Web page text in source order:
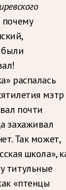
почему
были
распалась
мэтр
почти
захаживал
Так может,
школа»,
титульные
«птенцы